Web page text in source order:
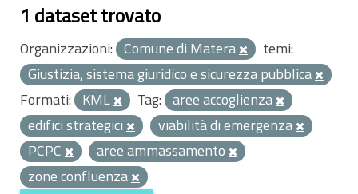
1 dataset trovato
Organizzazioni: Comune di Matera
temi:
Giustizia, sistema giuridico e sicurezza pubblica
Formati: KML Tag: aree accoglienza
edifici strategici
viabilità di emergenza
PCPC
aree ammassamento
zone confluenza